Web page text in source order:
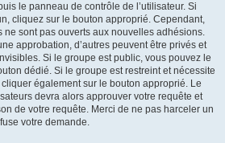
le panneau de contrôle de l’utilisateur. Si
cliquez sur le bouton approprié. Cependant,
ne sont pas ouverts aux nouvelles adhésions.
approbation, d’autres peuvent être privés et
Si le groupe est public, vous pouvez le
dédié. Si le groupe est restreint et nécessite
également sur le bouton approprié. Le
devra alors approuver votre requête et
de votre requête. Merci de ne pas harceler un
votre demande.